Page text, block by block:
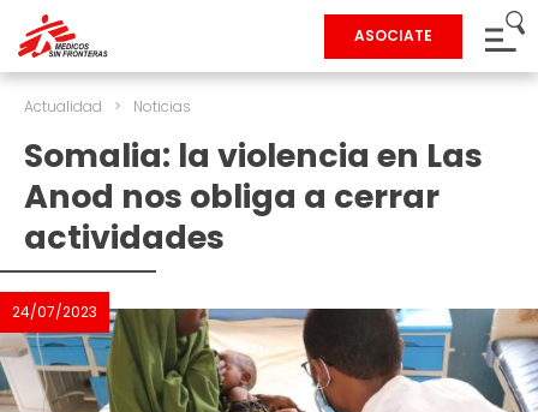
ASOCIATE
Actualidad > Noticias
Somalia: la violencia en Las
Anod nos obliga a cerrar
actividades
24/07/2023